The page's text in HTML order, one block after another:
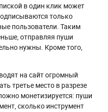
в один клик может
только
пользователи. Таким
отправляя пуши
нужны. Кроме того,
на сайт огромный
третье место в разрезе
монетизируется: пуши
сколько инструмент